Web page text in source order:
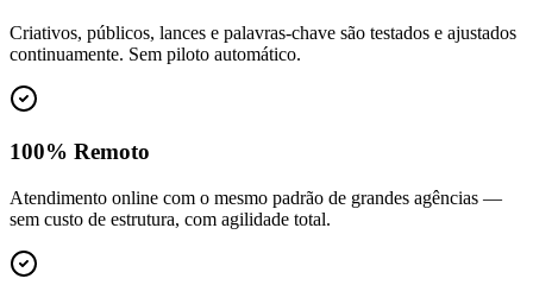
Criativos, públicos, lances e palavras-chave são testados e ajustados
continuamente. Sem piloto automático.
100% Remoto
Atendimento online com o mesmo padrão de grandes agências —
sem custo de estrutura, com agilidade total.